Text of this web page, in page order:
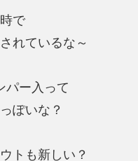
で
れているな～
パー入って
ぽいな？
トも新しい？